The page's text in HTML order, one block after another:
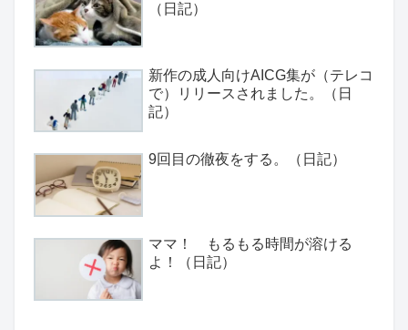
（日記）
新作の成人向けAICG集が（テレコ
で）リリースされました。（日
記）
9回目の徹夜をする。（日記）
ママ！ もるもる時間が溶ける
よ！（日記）